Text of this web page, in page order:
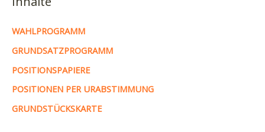
WAHLPROGRAMM
GRUNDSATZPROGRAMM
POSITIONSPAPIERE
POSITIONEN PER URABSTIMMUNG
GRUNDSTÜCKSKARTE